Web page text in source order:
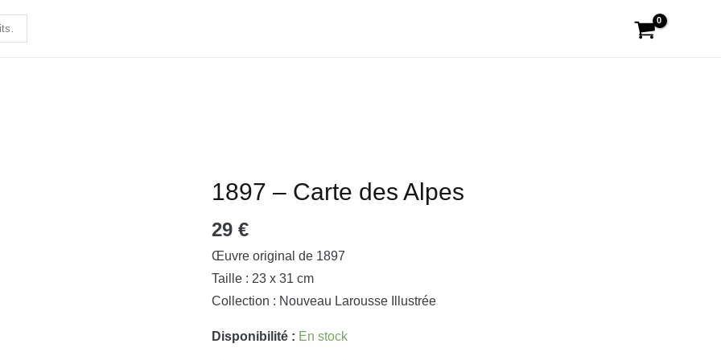
1897 – Carte des Alpes
29€
Œuvre original de 1897
Taille : 23 x 31 cm
Collection : Nouveau Larousse Illustrée
Disponibilité : En stock
quantité
1897
-
Carte
des